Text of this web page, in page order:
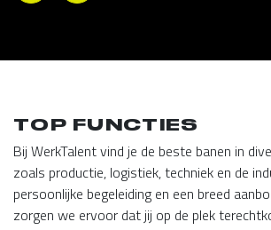
TOP FUNCTIES
Bij WerkTalent vind je de beste banen in
zoals productie, logistiek, techniek en de
persoonlijke begeleiding en een breed
zorgen we ervoor dat jij op de plek